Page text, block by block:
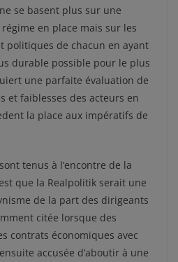
se basent plus sur une
en place mais sur les
politiques de chacun en ayant
durable possible pour le plus
une parfaite évaluation de
et faiblesses des acteurs en
la place aux impératifs de
tenus à l’encontre de la
que la Realpolitik serait une
de la part des dirigeants
citée lorsque des
contrats économiques avec
accusée d’aboutir à une